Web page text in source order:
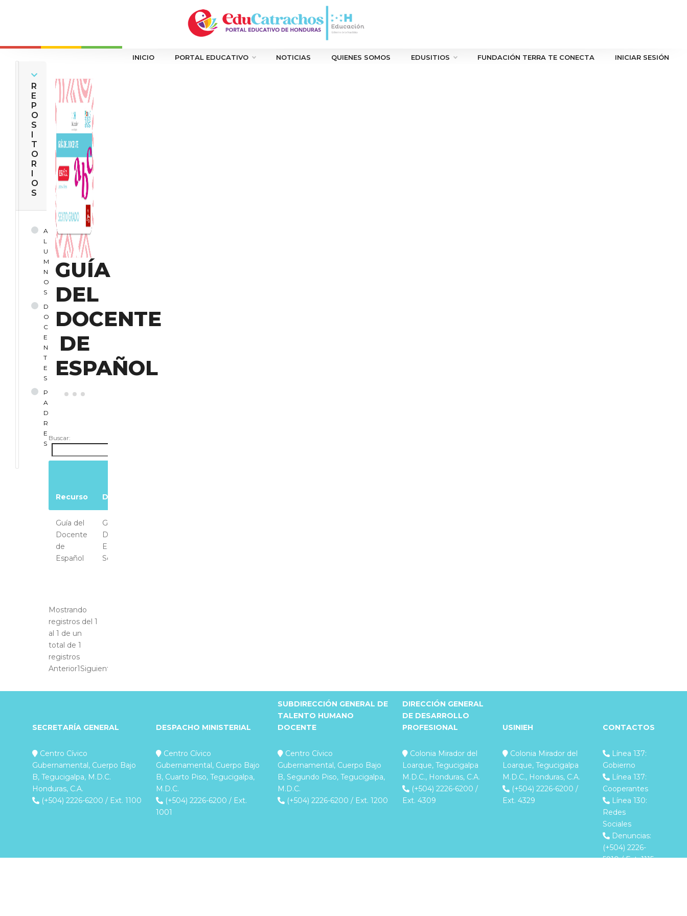
INICIO PORTAL EDUCATIVO NOTICIAS QUIENES SOMOS EDUSITIOS FUNDACIÓN TERRA TE CONECTA INICIAR SESIÓN
R
E
P
O
S
I
T
O
R
I
O
S
A
L
U
M
N
O
S
D
O
C
E
N
T
E
S
P
A
D
R
E
S
GUÍA
DEL
DOCENTE
DE
ESPAÑOL
Buscar:
Recurso Descripcion
Guía del
Docente
de
Español
Guía del
Docente de
Español de
Sexto Grado
Mostrando
registros del 1
al 1 de un
total de 1
registros
Anterior1Siguiente
SECRETARÍA GENERAL DESPACHO MINISTERIAL
SUBDIRECCIÓN GENERAL DE
TALENTO HUMANO
DOCENTE
DIRECCIÓN GENERAL
DE DESARROLLO
PROFESIONAL
USINIEH CONTACTOS
Centro Cívico
Gubernamental, Cuerpo Bajo
B, Tegucigalpa, M.D.C.
Honduras, C.A.
(+504) 2226-6200 / Ext. 1100
Centro Cívico
Gubernamental, Cuerpo Bajo
B, Cuarto Piso, Tegucigalpa,
M.D.C.
(+504) 2226-6200 / Ext.
1001
Centro Cívico
Gubernamental, Cuerpo Bajo
B, Segundo Piso, Tegucigalpa,
M.D.C.
(+504) 2226-6200 / Ext. 1200
Colonia Mirador del
Loarque, Tegucigalpa
M.D.C., Honduras, C.A.
(+504) 2226-6200 /
Ext. 4309
Colonia Mirador del
Loarque, Tegucigalpa
M.D.C., Honduras, C.A.
(+504) 2226-6200 /
Ext. 4329
Línea 137:
Gobierno
Línea 137:
Cooperantes
Línea 130:
Redes
Sociales
Denuncias:
(+504) 2226-
5910 / Ext. 1115